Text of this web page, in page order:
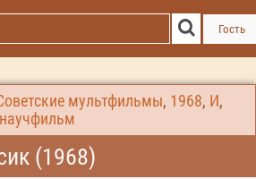
Гость
мультфильмы, 1968, И ,
(1968)